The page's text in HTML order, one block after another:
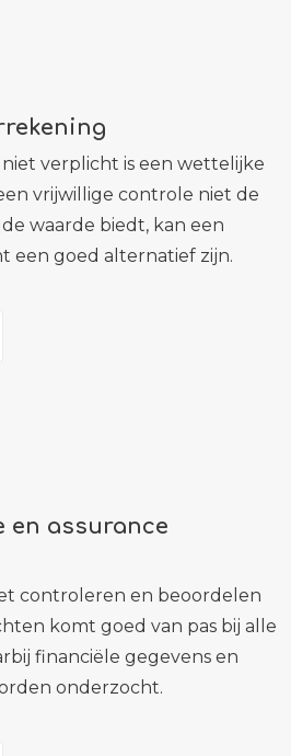
verplicht is een wettelijke
vrijwillige controle niet de
waarde biedt, kan een
een goed alternatief zijn.
en assurance
controleren en beoordelen
komt goed van pas bij alle
financiële gegevens en
onderzocht.